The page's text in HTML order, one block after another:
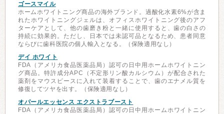
ゴースマイル
ホームホワイトニング商品の海外ブランド。過酸化水素6%が含ま
れたホワイトニングジェルは、オフィスホワイトニング後のアフ
ターケアとして、他の歯磨き粉と一緒に使用すると、歯の白さの
持続に効果的。ただし、日本では未認可品となるため、患者同意
ならびに歯科医院の個人輸入となる。（保険適用なし）
デイ ホワイト
FDA（アメリカ食品医薬品局）認可の日中用ホームホワイトニン
グ商品。特許成分APC（不定形リン酸カルシウム）が配合された
薬剤をマウスピースに入れて装着することで、歯のエナメル質を
修復してツヤを出す。（保険適用なし）
オパールエッセンス エクストラブースト
FDA（アメリカ食品医薬品局）認可の日中用ホームホワイトニン